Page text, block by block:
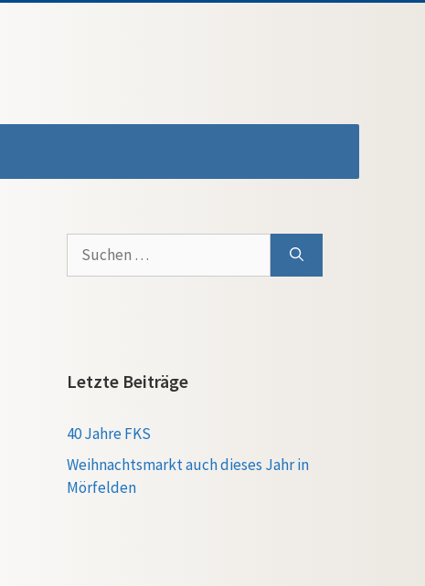
Suchen
nach:
Letzte Beiträge
40 Jahre FKS
Weihnachtsmarkt auch dieses Jahr in
Mörfelden